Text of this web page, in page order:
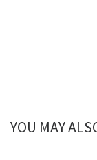
YOU MAY